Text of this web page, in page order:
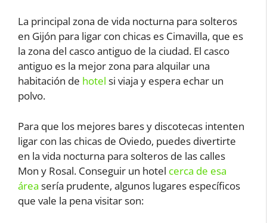
La principal zona de vida nocturna para solteros
en Gijón para ligar con chicas es Cimavilla, que es
la zona del casco antiguo de la ciudad. El casco
antiguo es la mejor zona para alquilar una
habitación de hotel si viaja y espera echar un
polvo.
Para que los mejores bares y discotecas intenten
ligar con las chicas de Oviedo, puedes divertirte
en la vida nocturna para solteros de las calles
Mon y Rosal. Conseguir un hotel cerca de esa
área sería prudente, algunos lugares específicos
que vale la pena visitar son: